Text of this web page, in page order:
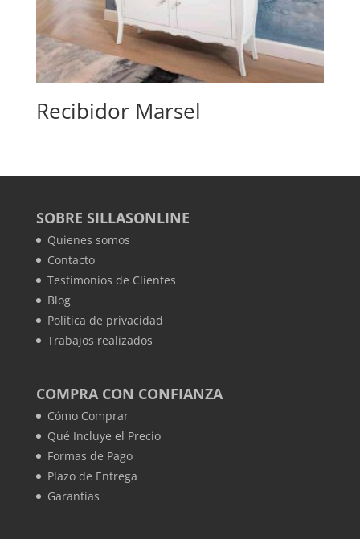
Recibidor Marsel
SOBRE SILLASONLINE
Quienes somos
Contacto
Testimonios de Clientes
Blog
Política de privacidad
Trabajos realizados
COMPRA CON CONFIANZA
Cómo Comprar
Qué Incluye el Precio
Formas de Pago
Plazo de Entrega
Garantías